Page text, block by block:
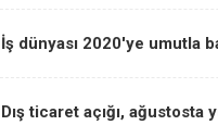
İş dünyası 2020'ye umutla
Dış ticaret açığı, ağustosta